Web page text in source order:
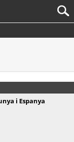
i Espanya